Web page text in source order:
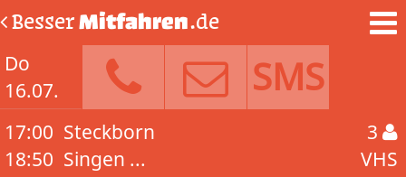
BesserMitfahren.de
Do
16.07.
SMS
17:00
18:50
Steckborn
Singen ...
3
VHS